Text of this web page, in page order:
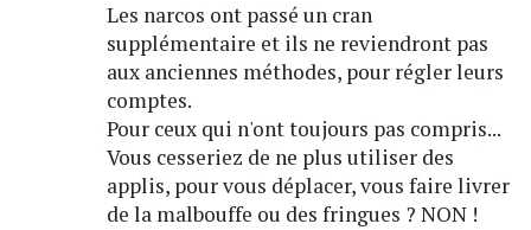
Les narcos ont passé un cran
supplémentaire et ils ne reviendront pas
aux anciennes méthodes, pour régler leurs
comptes.
Pour ceux qui n'ont toujours pas compris...
Vous cesseriez de ne plus utiliser des
applis, pour vous déplacer, vous faire livrer
de la malbouffe ou des fringues ? NON !